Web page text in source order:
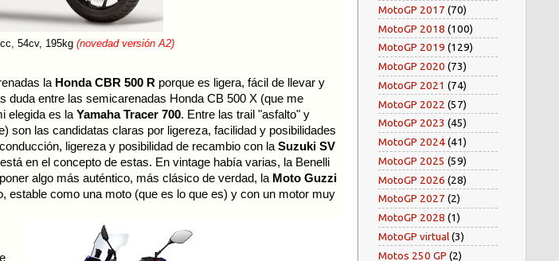
54cv, 195kg (novedad versión A2)
la Honda CBR 500 R porque es ligera, fácil de llevar y
duda entre las semicarenadas Honda CB 500 X (que me
elegida es la Yamaha Tracer 700. Entre las trail "asfalto" y
son las candidatas claras por ligereza, facilidad y posibilidades
ligereza y posibilidad de recambio con la Suzuki SV
en el concepto de estas. En vintage había varias, la Benelli
algo más auténtico, más clásico de verdad, la Moto Guzzi
estable como una moto (que es lo que es) y con un motor muy
MotoGP 2017 (70)
MotoGP 2018 (100)
MotoGP 2019 (129)
MotoGP 2020 (73)
MotoGP 2021 (74)
MotoGP 2022 (57)
MotoGP 2023 (45)
MotoGP 2024(41)
MotoGP 2025 (59)
MotoGP 2026 (28)
MotoGP 2027 (2)
MotoGP 2028 (1)
MotoGP virtual(3)
Motos 250 GP (2)